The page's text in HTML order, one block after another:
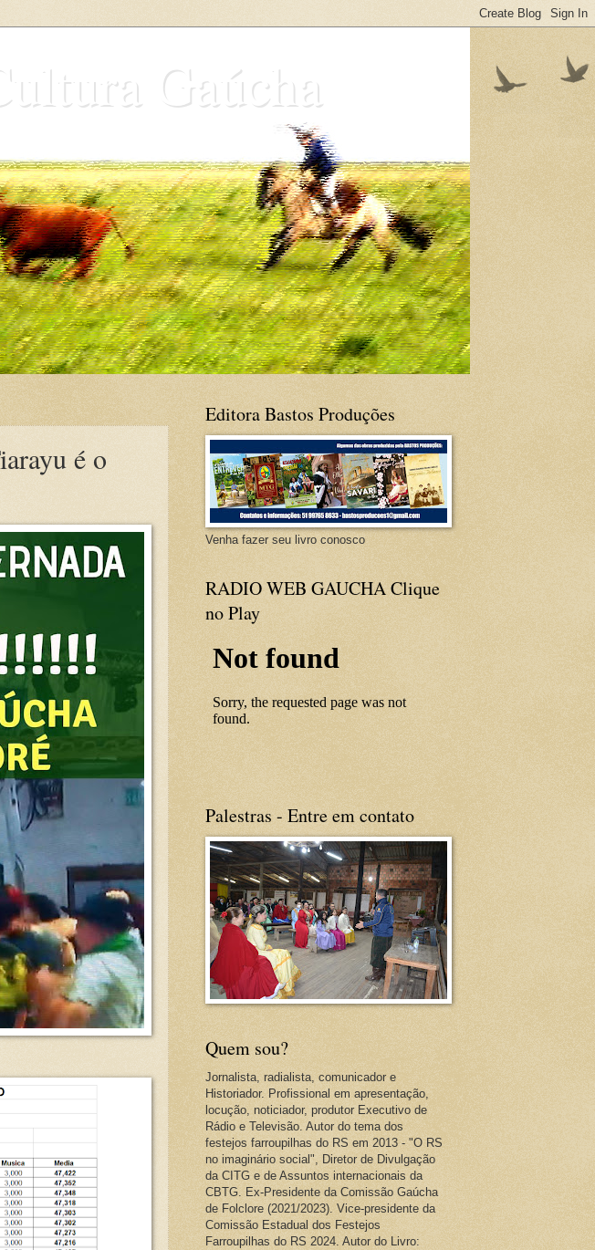
Gaúcha
é o
Editora Bastos Produções
Venha fazer seu livro conosco
RADIO WEB GAUCHA Clique
no Play
Palestras - Entre em contato
Quem sou?
Jornalista, radialista, comunicador e
Historiador. Profissional em apresentação,
locução, noticiador, produtor Executivo de
Rádio e Televisão. Autor do tema dos
festejos farroupilhas do RS em 2013 - "O RS
no imaginário social", Diretor de Divulgação
da CITG e de Assuntos internacionais da
CBTG. Ex-Presidente da Comissão Gaúcha
de Folclore (2021/2023). Vice-presidente da
Comissão Estadual dos Festejos
Farroupilhas do RS 2024. Autor do Livro: